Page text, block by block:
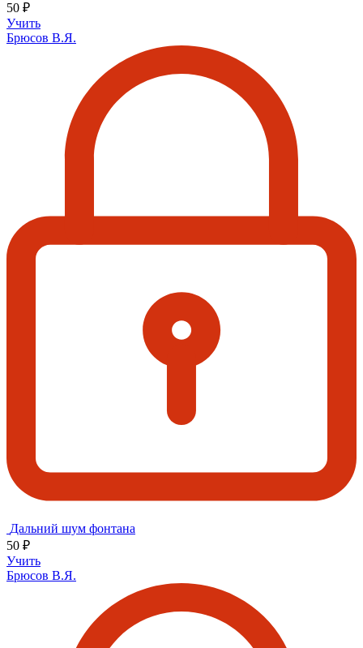
50 ₽
Учить
Брюсов В.Я.
Дальний шум фонтана
50 ₽
Учить
Брюсов В.Я.